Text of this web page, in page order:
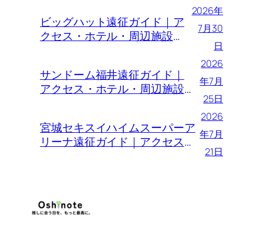
ビッグハット遠征ガイド｜ア
クセス・ホテル・周辺施設ま
2026年
7月30
日
サンドーム福井遠征ガイド｜
アクセス・ホテル・周辺施設
2026
年7月
25日
宮城セキスイハイムスーパーア
リーナ遠征ガイド｜アクセス・
2026
年7月
21日